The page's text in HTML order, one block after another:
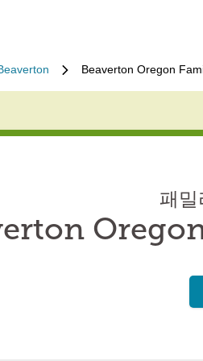
Beaverton Oregon
패밀